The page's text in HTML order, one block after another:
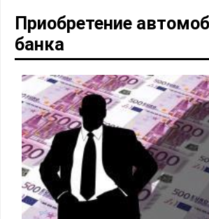
Приобретение
банка